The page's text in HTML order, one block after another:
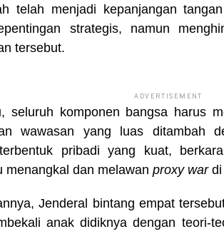
telah menjadi kepanjangan
strategis, namun
tersebut.
ADVERTISEMENT
seluruh komponen bangsa harus
wawasan yang luas ditambah
pribadi yang kuat,
menangkal dan melawan proxy wardi
Jenderal bintang empat
anak didiknya dengan teori-